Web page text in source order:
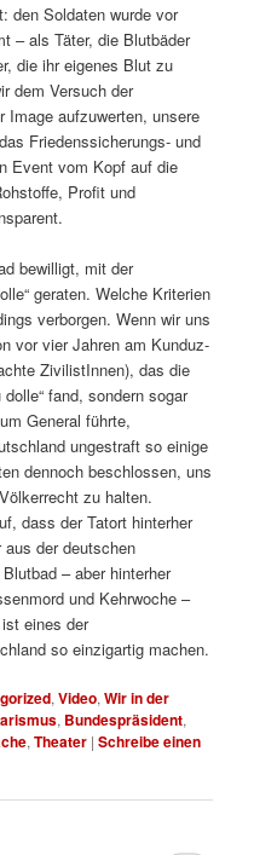
den Soldaten wurde vor
– als Täter, die Blutbäder
die ihr eigenes Blut zu
dem Versuch der
Image aufzuwerten, unsere
Friedenssicherungs- und
Event vom Kopf auf die
Profit und
bewilligt, mit der
geraten. Welche Kriterien
verborgen. Wenn wir uns
vor vier Jahren am Kunduz-
ZivilistInnen), das die
fand, sondern sogar
General führte,
ungestraft so einige
dennoch beschlossen, uns
zu halten.
dass der Tatort hinterher
der deutschen
– aber hinterher
und Kehrwoche –
eines der
so einzigartig machen.
,Video,Wir in der
, Bundespräsident,
,Theater |Schreibe einen